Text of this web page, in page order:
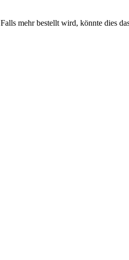
mehr bestellt wird, könnte dies